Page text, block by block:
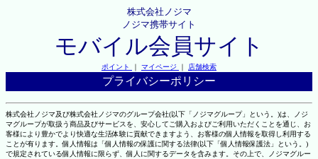
株式会社ノジマ
ノジマ携帯サイト
モバイル会員サイト
ポイント ｜ マイページ ｜ 店舗検索
プライバシーポリシー
株式会社ノジマ及び株式会社ノジマのグループ会社(以下「ノジマグループ」という。)は、ノジ
マグループが取扱う商品及びサービスを、安心してご購入およびご利用いただくことを通じ、お
客様により豊かでより快適な生活体験に貢献できますよう、お客様の個人情報を取得し利用する
ことが有ります。個人情報は「個人情報の保護に関する法律(以下「個人情報保護法」という。)
で規定されている個人情報に限らず、個人に関するデータを含みます。その上で、ノジマグルー